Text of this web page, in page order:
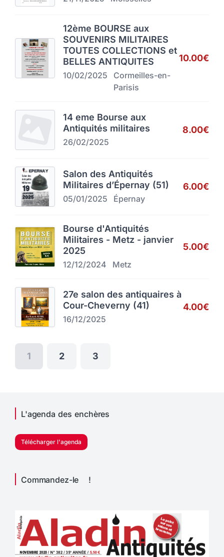
12ème BOURSE aux
SOUVENIRS MILITAIRES
TOUTES COLLECTIONS et
BELLES ANTIQUITES
10/02/2025
Cormeilles-en-
Parisis
10.00€
14 eme Bourse aux
Antiquités militaires
26/02/2025
8.00€
Salon des Antiquités
Militaires d’Épernay (51)
05/01/2025 Épernay
6.00€
Bourse d'Antiquités
Militaires - Metz - janvier
2025
12/12/2024 Metz
5.00€
27e salon des antiquaires à
Cour-Cheverny (41)
16/12/2025
4.00€
1 2 3
L'agenda des enchères
Télécharger l'agenda
Commandez-le !